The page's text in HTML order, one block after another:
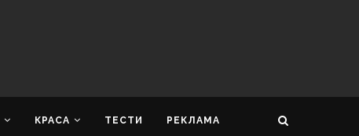
КРАСА ТЕСТИ РЕКЛАМА